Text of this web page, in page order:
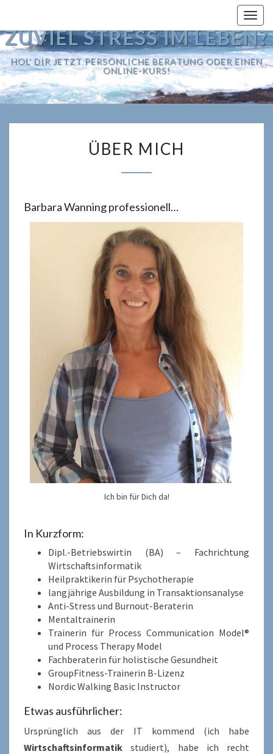
ZUVIEL STRESS IM LEBEN?
HOL' DIR JETZT PERSÖNLICHE BERATUNG ODER EINEN
ONLINE-KURS!
MICH
ÜBER MICH
Barbara Wanning professionell…
Ich bin für Dich da!
In Kurzform:
Dipl.-Betriebswirtin (BA) – Fachrichtung
Wirtschaftsinformatik
Heilpraktikerin für Psychotherapie
langjährige Ausbildung in Transaktionsanalyse
Anti-Stress und Burnout-Beraterin
Mentaltrainerin
Trainerin für Process Communication Model®
und Process Therapy Model
Fachberaterin für holistische Gesundheit
GroupFitness-Trainerin B-Lizenz
Nordic Walking Basic Instructor
Etwas ausführlicher:
Ursprünglich aus der IT kommend (ich habe
Wirtschaftsinformatik studiert), habe ich recht